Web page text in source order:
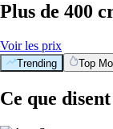
Plus de 400
Voir les prix
Trending Top
Ce que